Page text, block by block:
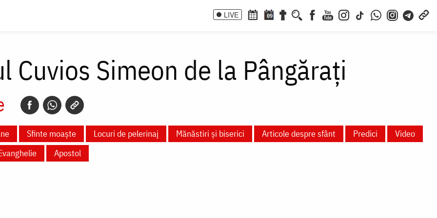
LIVE 09
Cuvios Simeon de la Pângărați
Sfinte moaște Locuri de pelerinaj Mănăstiri și biserici Articole despre sfânt Predici
Video
Apostol